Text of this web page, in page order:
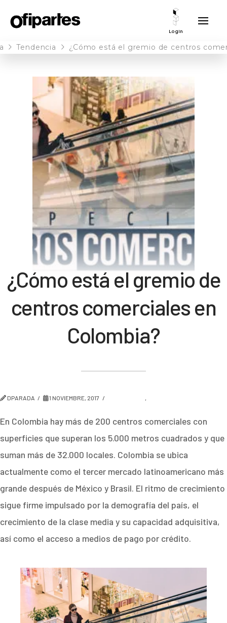
Login
Tendencia ¿Cómo está el gremio de centros
¿Cómo está el gremio de
centros comerciales en
Colombia?
DPARADA 1 NOVIEMBRE, 2017
En Colombia hay más de 200 centros comerciales con
superficies que superan los 5.000 metros cuadrados y que
suman más de 32.000 locales. Colombia se ubica
actualmente como el tercer mercado latinoamericano más
grande después de México y Brasil. El ritmo de crecimiento
sigue firme impulsado por la demografía del país, el
crecimiento de la clase media y su capacidad adquisitiva,
así como el acceso a medios de pago por crédito.